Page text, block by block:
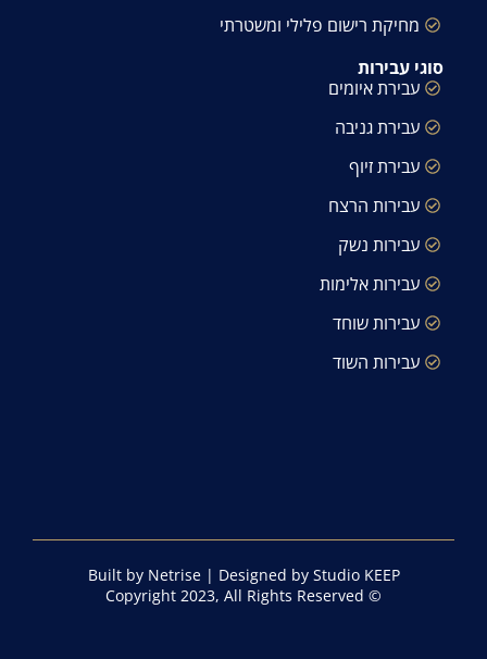
מחיקת רישום פלילי ומשטרתי
סוגי עבירות
עבירת איומים
עבירת גניבה
עבירת זיוף
עבירות הרצח
עבירות נשק
עבירות אלימות
עבירות שוחד
עבירות השוד
© Copyright 2023, All Rights Reserved
Built by Netrise| Designed by Studio KEEP